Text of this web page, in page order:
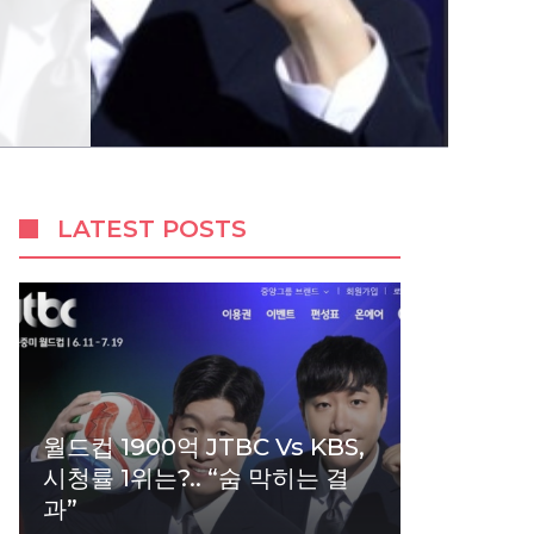
LATEST POSTS
월드컵 1900억 JTBC Vs KBS,
시청률 1위는?.. “숨 막히는 결
과”